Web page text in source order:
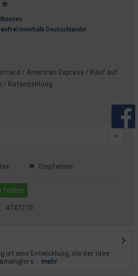
innerhalb Deutschlands!
/ American Express / Kauf auf
/ Ratenzahlung
Empfehlen
4747210
ist eine Entwicklung, die der Idee
mehr